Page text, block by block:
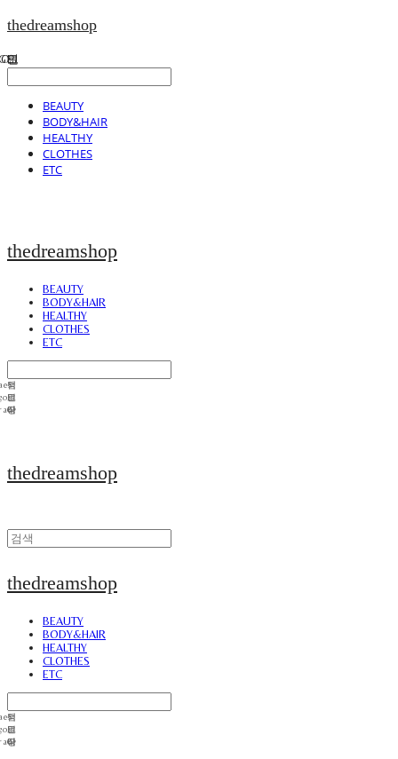
thedreamshop
BEAUTY
BODY&HAIR
HEALTHY
CLOTHES
ETC
thedreamshop
BEAUTY
BODY&HAIR
HEALTHY
CLOTHES
ETC
thedreamshop
thedreamshop
BEAUTY
BODY&HAIR
HEALTHY
CLOTHES
ETC